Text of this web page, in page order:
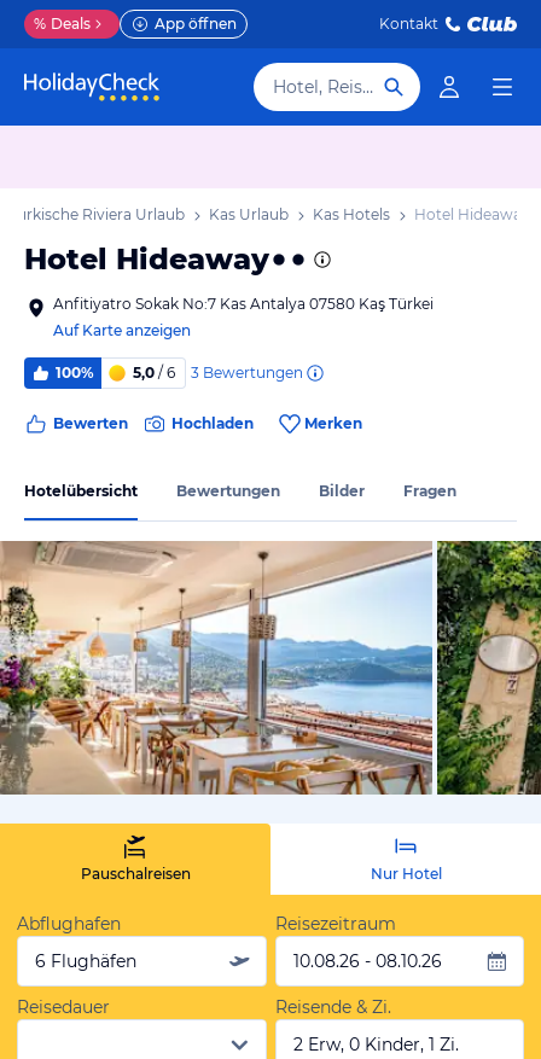
% Deals App öffnen Kontakt
Hotel, Reiseziel
Türkische Riviera Urlaub Kas Urlaub Kas Hotels Hotel Hideaway
Hotel Hideaway
Anfitiyatro Sokak No:7 Kas Antalya 07580 Kaş Türkei
Auf Karte anzeigen
100% 5,0 / 6 3 Bewertungen
Bewerten Hochladen Merken
Hotelübersicht Bewertungen Bilder Fragen
von
Pauschalreisen Nur Hotel
Abflughafen
6 Flughäfen
Reisezeitraum
10.08.26 - 08.10.26
Reisedauer
Reisende & Zi.
2 Erw, 0 Kinder, 1 Zi.